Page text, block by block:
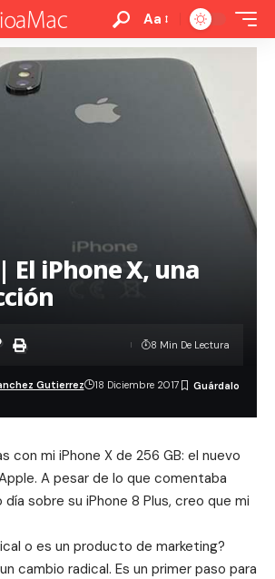
Aa
El iPhone X, una
Gutierrez 18 Diciembre 2017
8 Min De Lectura
con mi iPhone X de 256 GB: el nuevo
A pesar de lo que comentaba
día sobre su iPhone 8 Plus, creo que mi
o es un producto de marketing?
cambio radical. Es un primer paso para